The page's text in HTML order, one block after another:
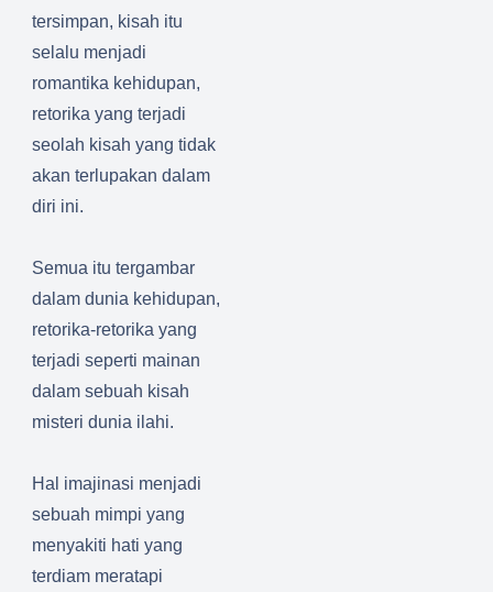
Lama
tersimpan, kisah itu
selalu menjadi
romantika kehidupan,
retorika yang terjadi
seolah kisah yang tidak
akan terlupakan dalam
diri ini.
Semua itu tergambar
dalam dunia kehidupan,
retorika-retorika yang
terjadi seperti mainan
dalam sebuah kisah
misteri dunia ilahi.
Hal imajinasi menjadi
sebuah mimpi yang
menyakiti hati yang
terdiam meratapi